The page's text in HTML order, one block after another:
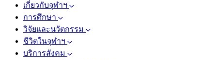
เกี่ยวกับจุฬาฯ
การศึกษา
วิจัยและนวัตกรรม
ชีวิตในจุฬาฯ
บริการสังคม